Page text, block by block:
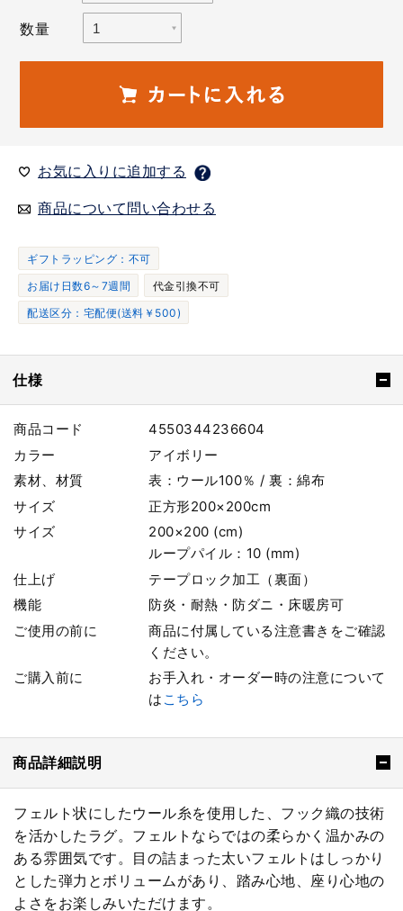
数量
お気に入りに追加する
商品について問い合わせる
ギフトラッピング：不可
お届け日数6～7週間
代金引換不可
配送区分：宅配便(送料￥500)
仕様
商品コード
4550344236604
カラー
アイボリー
素材、材質
表：ウール100％ / 裏：綿布
サイズ
正方形200×200cm
サイズ
200×200 (cm)
ループパイル：10 (mm)
仕上げ
テープロック加工（裏面）
機能
防炎・耐熱・防ダニ・床暖房可
ご使用の前に
商品に付属している注意書きをご確認
ください。
ご購入前に
お手入れ・オーダー時の注意について
は こちら
商品詳細説明
フェルト状にしたウール糸を使用した、フック織の技術
を活かしたラグ。フェルトならではの柔らかく温かみの
ある雰囲気です。目の詰まった太いフェルトはしっかり
とした弾力とボリュームがあり、踏み心地、座り心地の
よさをお楽しみいただけます。